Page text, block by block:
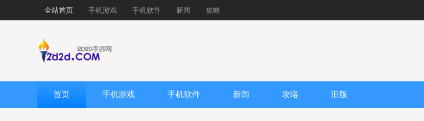
全站首页 手机游戏 手机软件 新闻 攻略
首页 手机游戏 手机软件 新闻 攻略 旧版